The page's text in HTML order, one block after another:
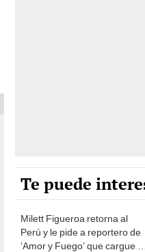
Te puede
Milett Figueroa retorna al
Perú y le pide a reportero de
‘Amor y Fuego’ que cargue su